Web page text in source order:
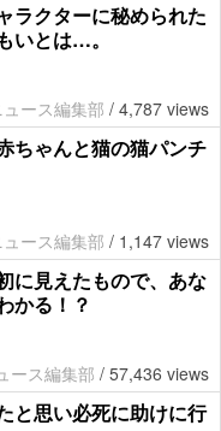
ラクターに秘められた
いとは…。
ース編集部 / 4,787 views
ゃんと猫の猫パンチ
ース編集部 / 1,147 views
に見えたもので、あな
かる！？
ース編集部 / 57,436 views
と思い必死に助けに行